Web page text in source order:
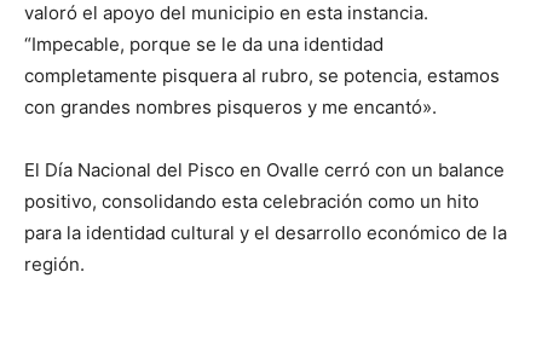
valoró el apoyo del municipio en esta instancia.
“Impecable, porque se le da una identidad
completamente pisquera al rubro, se potencia, estamos
con grandes nombres pisqueros y me encantó».
El Día Nacional del Pisco en Ovalle cerró con un balance
positivo, consolidando esta celebración como un hito
para la identidad cultural y el desarrollo económico de la
región.